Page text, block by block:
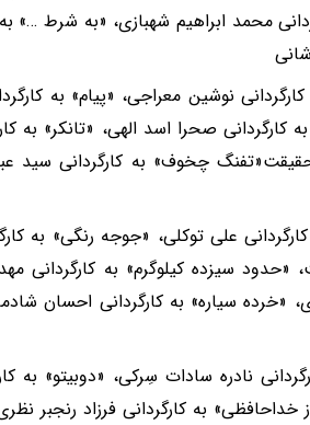
محمد ابراهیم شهبازی، «به شرط …»
نوشین معراجی، «پیام» به
کارگردانی صحرا اسد الهی، «تانکر» به
چخوف» به کارگردانی سید
علی توکلی، «جوجه رنگی» به
سیزده کیلوگرم» به کارگردانی
نادره سادات سِرکی، «دوبیتو» به
خداحافظی» به کارگردانی فرزاد رنجبر